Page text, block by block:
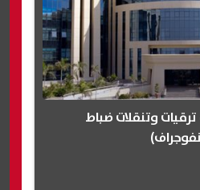
وتنقلات ضباط